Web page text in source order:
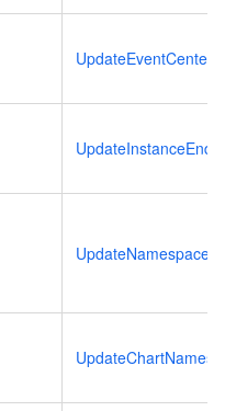
UpdateNamespace